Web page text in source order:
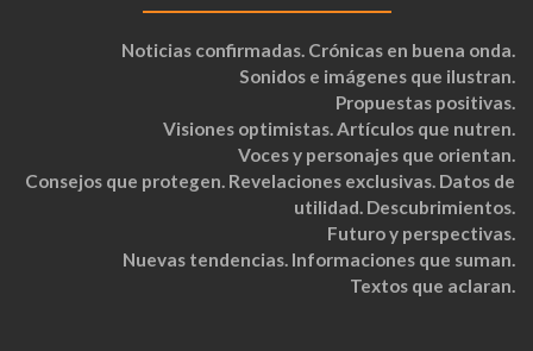
Noticias confirmadas. Crónicas en buena onda.
Sonidos e imágenes que ilustran.
Propuestas positivas.
Visiones optimistas. Artículos que nutren.
Voces y personajes que orientan.
Consejos que protegen. Revelaciones exclusivas. Datos de
utilidad. Descubrimientos.
Futuro y perspectivas.
Nuevas tendencias. Informaciones que suman.
Textos que aclaran.